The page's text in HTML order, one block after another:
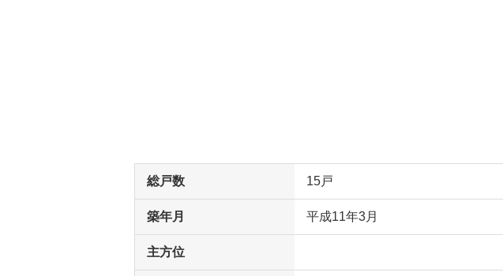
総戸数 15戸
築年月 平成11年3月
主方位